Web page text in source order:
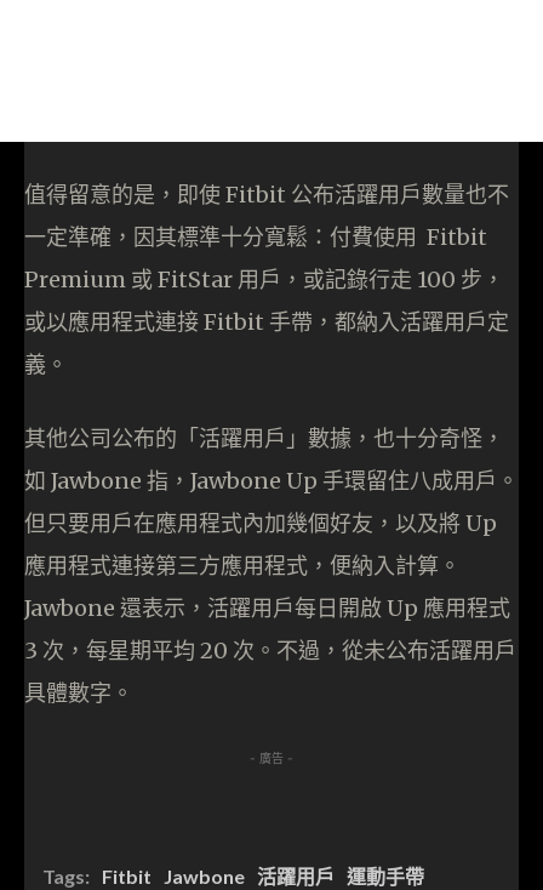
值得留意的是，即使 Fitbit 公布活躍用戶數量也不
一定準確，因其標準十分寬鬆：付費使用 Fitbit
Premium 或 FitStar 用戶，或記錄行走 100 步，
或以應用程式連接 Fitbit 手帶，都納入活躍用戶定
義。
其他公司公布的「活躍用戶」數據，也十分奇怪，
如 Jawbone 指，Jawbone Up 手環留住八成用戶。
但只要用戶在應用程式內加幾個好友，以及將 Up
應用程式連接第三方應用程式，便納入計算。
Jawbone 還表示，活躍用戶每日開啟 Up 應用程式
3 次，每星期平均 20 次。不過，從未公布活躍用戶
具體數字。
- 廣告 -
Tags: Fitbit Jawbone 活躍用戶 運動手帶